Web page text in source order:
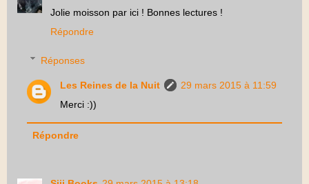
Jolie moisson par ici ! Bonnes lectures !
Répondre
Réponses
Les Reines de la Nuit
29 mars 2015 à 11:59
Merci :))
Répondre